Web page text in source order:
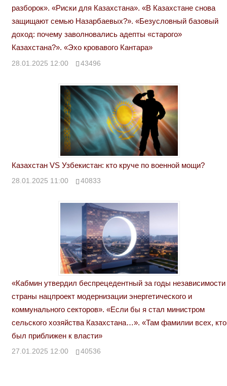
разборок». «Риски для Казахстана». «В Казахстане снова
защищают семью Назарбаевых?». «Безусловный базовый
доход: почему заволновались адепты «старого»
Казахстана?». «Эхо кровавого Кантара»
28.01.2025 12:00 43496
Казахстан VS Узбекистан: кто круче по военной мощи?
28.01.2025 11:00 40833
«Кабмин утвердил беспрецедентный за годы независимости
страны нацпроект модернизации энергетического и
коммунального секторов». «Если бы я стал министром
сельского хозяйства Казахстана…». «Там фамилии всех, кто
был приближен к власти»
27.01.2025 12:00 40536